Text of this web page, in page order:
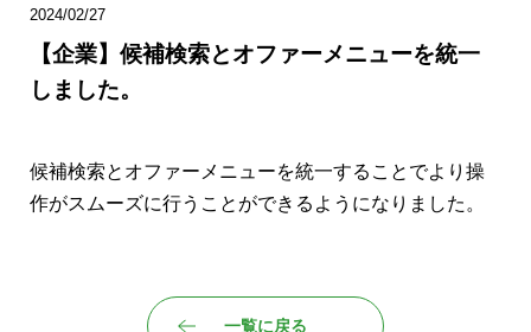
2024/02/27
【企業】候補検索とオファーメニューを統一
しました。
候補検索とオファーメニューを統一することでより操
作がスムーズに行うことができるようになりました。
一覧に戻る